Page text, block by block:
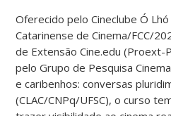
Oferecido pelo Cineclube Ó
Catarinense de Cinema/FCC/
de Extensão Cine.edu (Proext-
pelo Grupo de Pesquisa
e caribenhos: conversas
(CLAC/CNPq/UFSC), o curso